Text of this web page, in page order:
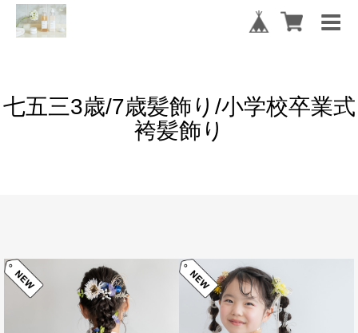
七五三3歳/7歳髪飾り/小学校卒業式
袴髪飾り